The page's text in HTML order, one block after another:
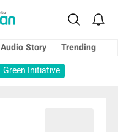
Audio Story
Trending
Green Initiative